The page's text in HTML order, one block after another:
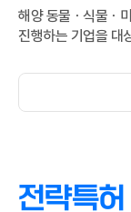
해양 동물ㆍ식물ㆍ
진행하는 기업을 대
전략특허